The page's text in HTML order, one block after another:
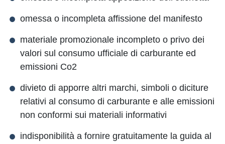
omessa o incompleta affissione del manifesto
materiale promozionale incompleto o privo dei
valori sul consumo ufficiale di carburante ed
emissioni Co2
divieto di apporre altri marchi, simboli o diciture
relativi al consumo di carburante e alle emissioni
non conformi sui materiali informativi
indisponibilità a fornire gratuitamente la guida al